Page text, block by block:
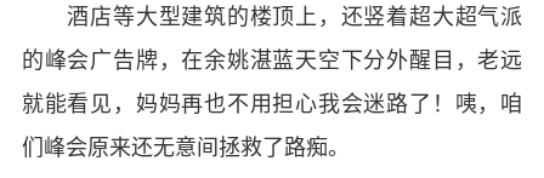
酒店等大型建筑的楼顶上，还竖着超大超气派
的峰会广告牌，在余姚湛蓝天空下分外醒目，老远
就能看见，妈妈再也不用担心我会迷路了！咦，咱
们峰会原来还无意间拯救了路痴。